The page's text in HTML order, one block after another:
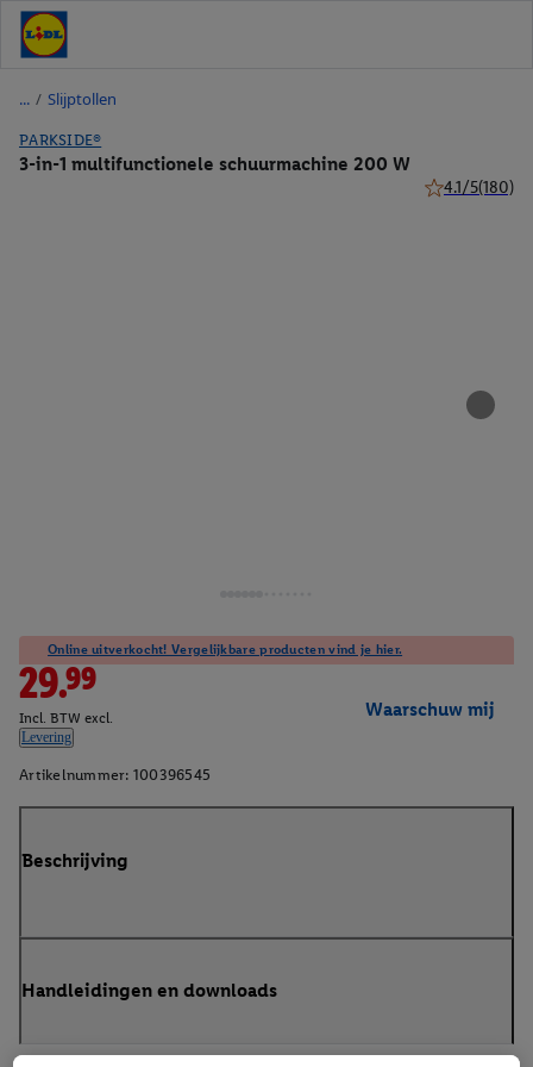
/ Slijptollen
PARKSIDE®
3-in-1 multifunctionele schuurmachine 200 W
4.1/5(180)
Online uitverkocht! Vergelijkbare producten vind je hier.
29.99
Incl. BTW excl.
Levering
Waarschuw mij
Artikelnummer: 100396545
Beschrijving
Handleidingen en downloads